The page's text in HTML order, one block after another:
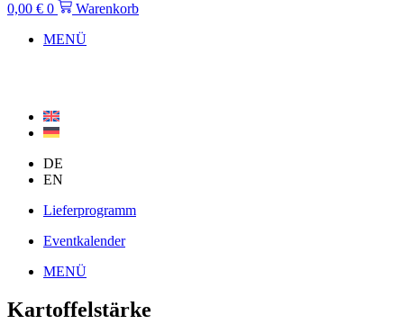
0,00 € 0
Warenkorb
MENÜ
DE
EN
Lieferprogramm
Eventkalender
MENÜ
Kartoffelstärke